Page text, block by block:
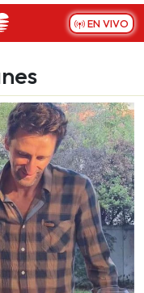
EN VIVO